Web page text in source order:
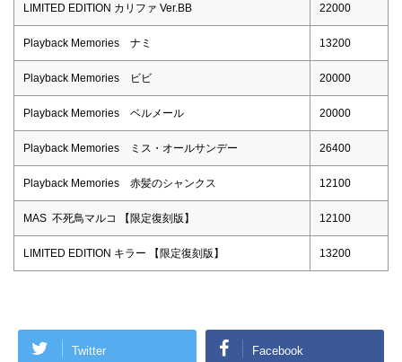
LIMITED EDITION カリファ Ver.BB 22000
Playback Memories ナミ 13200
Playback Memories ビビ 20000
Playback Memories ベルメール 20000
Playback Memories ミス・オールサンデー 26400
Playback Memories 赤髪のシャンクス 12100
MAS 不死鳥マルコ 【限定復刻版】 12100
LIMITED EDITION キラー 【限定復刻版】 13200
Twitter Facebook